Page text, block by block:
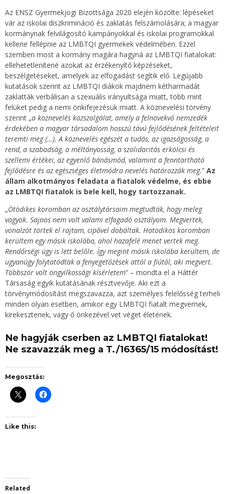
Az ENSZ Gyermekjogi Bizottsága 2020 elején közölte: lépéseket
vár az iskolai diszkrimináció és zaklatás felszámolására; a magyar
kormánynak felvilágosító kampányokkal és iskolai programokkal
kellene fellépnie az LMBTQI gyermekek védelmében. Ezzel
szemben most a kormány magára hagyná az LMBTQI fiatalokat:
ellehetetlenítené azokat az érzékenyítő képzéseket,
beszélgetéseket, amelyek az elfogadást segítik elő. Legújabb
kutatások szerint az LMBTQI diákok majdnem kétharmadát
zaklatták verbálisan a szexuális irányultsága miatt, több mint
felüket pedig a nemi önkifejezésük miatt. A köznevelési törvény
szerint „a köznevelés közszolgálat, amely a felnövekvő nemzedék
érdekében a magyar társadalom hosszú távú fejlődésének feltételeit
teremti meg (…). A köznevelés egészét a tudás, az igazságosság, a
rend, a szabadság, a méltányosság, a szolidaritás erkölcsi és
szellemi értékei, az egyenlő bánásmód, valamint a fenntartható
fejlődésre és az egészséges életmódra nevelés határozzák meg.” Az
állam alkotmányos feladata a fiatalok védelme, és ebbe
az LMBTQI fiatalok is bele kell, hogy tartozzanak.
„Ötödikes koromban az osztálytársaim megtudták, hogy meleg
vagyok. Sajnos nem volt valami elfogadó osztályom. Megvertek,
vonalzót törtek el rajtam, cipővel dobáltak. Hatodikos koromban
kerültem egy másik iskolába, ahol hazafelé menet vertek meg.
Rendőrségi ügy is lett belőle. Így megint másik iskolába kerültem, de
ugyanúgy folytatódtak a fenyegetőzések attól a fiútól, aki megvert.
Többször volt öngyilkossági kísérletem” – mondta el a Háttér
Társaság egyik kutatásának résztvevője. Aki ezt a
törvénymódosítást megszavazza, azt személyes felelősség terheli
minden olyan esetben, amikor egy LMBTQI fiatalt megvernek,
kirekesztenek, vagy ő önkezével vet véget életének.
Ne hagyják cserben az LMBTQI fiatalokat!
Ne szavazzák meg a T./16365/15 módosítást!
Megosztás:
Like this:
Related